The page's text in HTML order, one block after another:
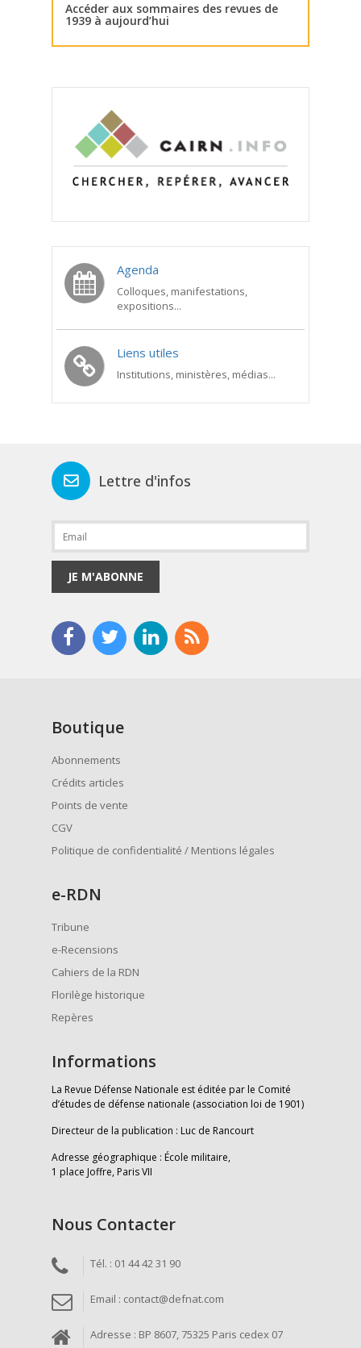
Accéder aux sommaires des revues de
1939 à aujourd’hui
Agenda
Colloques, manifestations,
expositions...
Liens utiles
Institutions, ministères, médias...
Lettre d'infos
JE M'ABONNE
Boutique
Abonnements
Crédits articles
Points de vente
CGV
Politique de confidentialité / Mentions légales
e-RDN
Tribune
e-Recensions
Cahiers de la RDN
Florilège historique
Repères
Informations
La Revue Défense Nationale est éditée par le Comité
d’études de défense nationale (association loi de 1901)
Directeur de la publication : Luc de Rancourt
Adresse géographique : École militaire,
1 place Joffre, Paris VII
Nous Contacter
Tél. : 01 44 42 31 90
Email : contact@defnat.com
Adresse : BP 8607, 75325 Paris cedex 07